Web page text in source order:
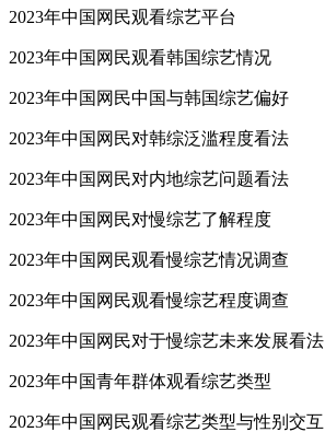
2023年中国网民观看综艺平台
2023年中国网民观看韩国综艺情况
2023年中国网民中国与韩国综艺偏好
2023年中国网民对韩综泛滥程度看法
2023年中国网民对内地综艺问题看法
2023年中国网民对慢综艺了解程度
2023年中国网民观看慢综艺情况调查
2023年中国网民观看慢综艺程度调查
2023年中国网民对于慢综艺未来发展看法
2023年中国青年群体观看综艺类型
2023年中国网民观看综艺类型与性别交互